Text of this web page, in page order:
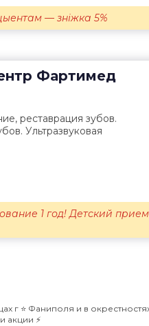
— зніжка 5%
Фартимед
реставрация зубов.
Ультразвуковая
1 год! Детский
⭐️ Фаниполя и в
акции ⚡️